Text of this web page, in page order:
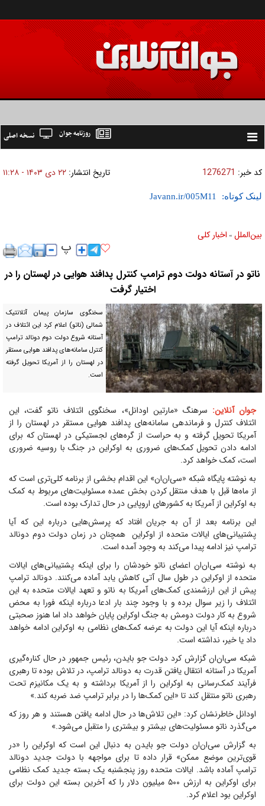
Toggle
نسخه اصلی روزنامه جوان
کد خبر: 1276271 تاریخ انتشار: ۲۲ دی ۱۴۰۳ - ۱۱:۲۸
لینک کوتاه:
بين‌الملل » اخبار كلی
ناتو در آستانه دولت دوم ترامپ کنترل پدافند هوایی در لهستان را در
اختیار گرفت
سخنگوی سازمان پیمان آتلانتیک
شمالی (ناتو) اعلام کرد این ائتلاف در
آستانه شروع دولت دوم دونالد ترامپ
کنترل سامانه‌های پدافند هوایی مستقر
در لهستان را از آمریکا تحویل گرفته
است.
جوان آنلاین: سرهنگ «مارتین اودانل»، سخنگوی ائتلاف ناتو گفت، این
ائتلاف کنترل و فرماندهی سامانه‌های پدافند هوایی مستقر در لهستان را از
آمریکا تحویل گرفته و به حراست از گره‌های لجستیکی در لهستان که برای
ادامه دادن تحویل کمک‌های ضروری به اوکراین در جنگ با روسیه ضروری
است، کمک خواهد کرد.
به نوشته پایگاه شبکه «سی‌ان‌ان» این اقدام بخشی از برنامه‌ کلی‌تری است که
از ماه‌ها قبل با هدف منتقل کردن بخش عمده مسئولیت‌های مربوط به کمک
به اوکراین از آمریکا به کشورهای اروپایی در حال تدارک بوده است.
این برنامه بعد از آن به جریان افتاد که پرسش‌هایی درباره این که آیا
پشتیبانی‌های ایالات متحده از اوکراین همچنان در زمان دولت دوم دونالد
ترامپ نیز ادامه پیدا می‌کند به وجود آمده است.
به نوشته سی‌ان‌ان اعضای ناتو خودشان را برای اینکه پشتیبانی‌های ایالات
متحده از اوکراین در طول سال آتی کاهش یابد آماده می‌کنند. دونالد ترامپ
پیش از این ارزشمندی کمک‌های آمریکا به ناتو و تعهد ایالات متحده به این
ائتلاف را زیر سوال برده و با وجود چند بار ادعا درباره اینکه فورا به محض
شروع به کار دولت دومش به جنگ اوکراین پایان خواهد داد اما هنوز صحبتی
درباره اینکه آیا این دولت به عرضه کمک‌های نظامی به اوکراین ادامه خواهد
داد یا خیر، نداشته است.
شبکه سی‌ان‌ان گزارش کرد دولت جو بایدن،‌ رئیس جمهور در حال کناره‌گیری
آمریکا در آستانه انتقال یافتن قدرت به دونالد ترامپ، در تلاش بوده تا رهبری
فرآیند کمک‌رسانی به اوکراین را از آمریکا برداشته و به یک مکانیزم تحت
رهبری ناتو منتقل کند تا «این کمک‌ها را در برابر ترامپ ضد ضربه کند.»
اودانل خاطرنشان کرد: «این تلاش‌ها در حال ادامه یافتن هستند و هر روز که
می‌گذرد ناتو مسئولیت‌های بیشتر و بیشتری را متقبل می‌شود.»
به گزارش سی‌ان‌ان دولت جو بایدن به دنبال این است که اوکراین را «در
قوی‌ترین موضع ممکن» قرار داده تا برای مواجهه با دولت جدید دونالد
ترامپ آماده باشد. ایالات متحده روز پنجشنبه یک بسته جدید کمک نظامی
برای اوکراین به ارزش ۵۰۰ میلیون دلار را که آخرین بسته این دولت برای
اوکراین بود اعلام کرد.